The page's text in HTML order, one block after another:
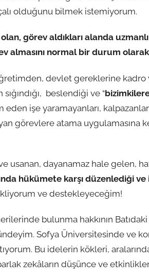
olduğunu bilmek istemiyorum.
görev aldıkları alanda
almasını normal bir durum
devlet gereklerine
beslendiği ve “
işe yaramayanları,
görevlere atama uygulamasına
usanan, dayanamaz hale gelen,
hükümete karşı düzenlediği
ve destekleyeceğim!
bulunma hakkının
Sofya Üniversitesinde ve
Bu idelerin kökleri,
zekâların düşünce ve